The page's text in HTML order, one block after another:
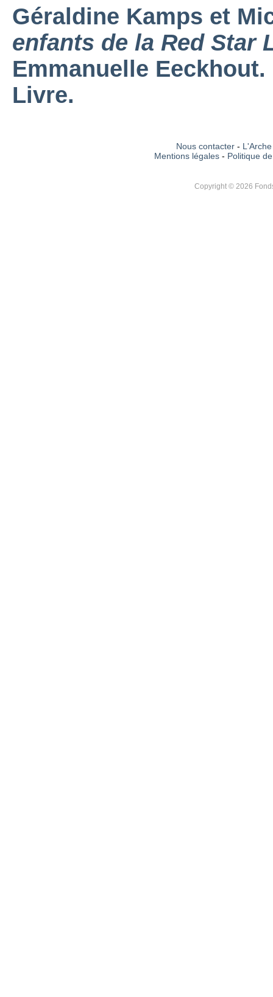
Géraldine Kamps et
enfants de la Red Star
Emmanuelle
Livre.
Nous contacter-
Mentions légales - Politique
Copyright © 2026